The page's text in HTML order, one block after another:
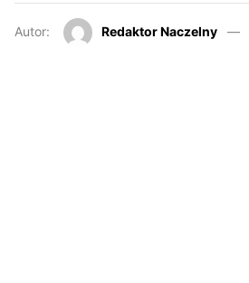
Autor: Redaktor Naczelny